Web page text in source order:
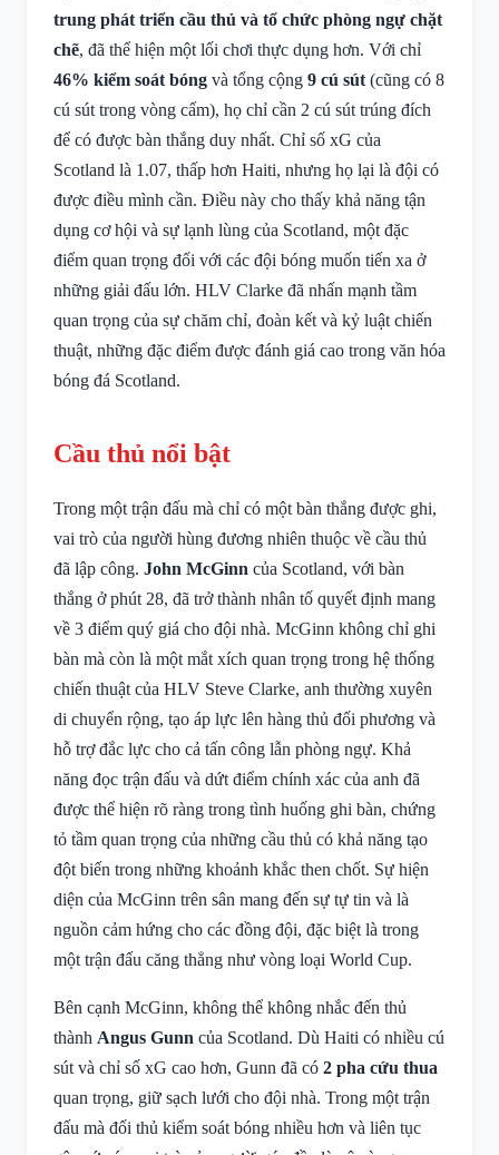
trung phát triển cầu thủ và tổ chức phòng ngự chặt
chẽ, đã thể hiện một lối chơi thực dụng hơn. Với chỉ
46% kiểm soát bóng và tổng cộng 9 cú sút (cũng có 8
cú sút trong vòng cấm), họ chỉ cần 2 cú sút trúng đích
để có được bàn thắng duy nhất. Chỉ số xG của
Scotland là 1.07, thấp hơn Haiti, nhưng họ lại là đội có
được điều mình cần. Điều này cho thấy khả năng tận
dụng cơ hội và sự lạnh lùng của Scotland, một đặc
điểm quan trọng đối với các đội bóng muốn tiến xa ở
những giải đấu lớn. HLV Clarke đã nhấn mạnh tầm
quan trọng của sự chăm chỉ, đoàn kết và kỷ luật chiến
thuật, những đặc điểm được đánh giá cao trong văn hóa
bóng đá Scotland.
Cầu thủ nổi bật
Trong một trận đấu mà chỉ có một bàn thắng được ghi,
vai trò của người hùng đương nhiên thuộc về cầu thủ
đã lập công. John McGinn của Scotland, với bàn
thắng ở phút 28, đã trở thành nhân tố quyết định mang
về 3 điểm quý giá cho đội nhà. McGinn không chỉ ghi
bàn mà còn là một mắt xích quan trọng trong hệ thống
chiến thuật của HLV Steve Clarke, anh thường xuyên
di chuyển rộng, tạo áp lực lên hàng thủ đối phương và
hỗ trợ đắc lực cho cả tấn công lẫn phòng ngự. Khả
năng đọc trận đấu và dứt điểm chính xác của anh đã
được thể hiện rõ ràng trong tình huống ghi bàn, chứng
tỏ tầm quan trọng của những cầu thủ có khả năng tạo
đột biến trong những khoảnh khắc then chốt. Sự hiện
diện của McGinn trên sân mang đến sự tự tin và là
nguồn cảm hứng cho các đồng đội, đặc biệt là trong
một trận đấu căng thẳng như vòng loại World Cup.
Bên cạnh McGinn, không thể không nhắc đến thủ
thành Angus Gunn của Scotland. Dù Haiti có nhiều cú
sút và chỉ số xG cao hơn, Gunn đã có 2 pha cứu thua
quan trọng, giữ sạch lưới cho đội nhà. Trong một trận
đấu mà đối thủ kiểm soát bóng nhiều hơn và liên tục